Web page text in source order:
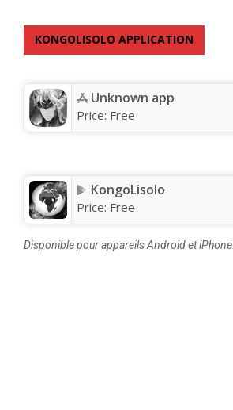
KONGOLISOLO APPLICATION
Unknown app
Price: Free
KongoLisolo
Price: Free
Disponible pour appareils Android et iPhone.